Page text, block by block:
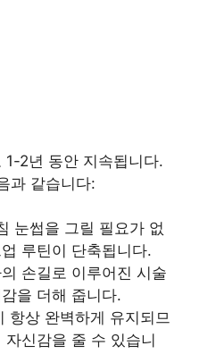
2년 동안 지속됩니다.
과 같습니다:
눈썹을 그릴 필요가 없
루틴이 단축됩니다.
손길로 이루어진 시술
을 더해 줍니다.
항상 완벽하게 유지되므
신감을 줄 수 있습니